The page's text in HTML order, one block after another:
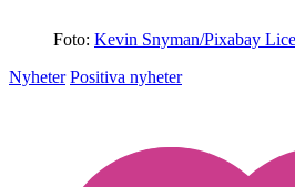
Foto: Kevin Snyman/Pixabay
Nyheter Positiva nyheter